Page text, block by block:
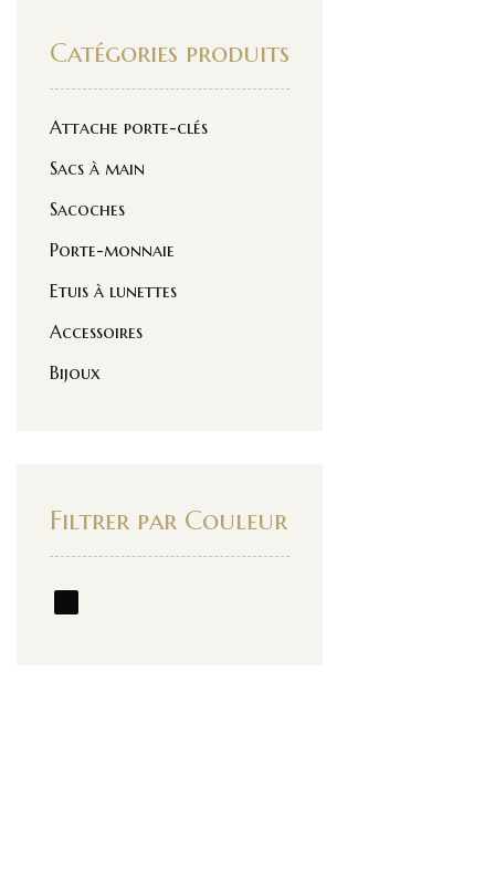
Catégories produits
Attache porte-clés
Sacs à main
Sacoches
Porte-monnaie
Etuis à lunettes
Accessoires
Bijoux
Filtrer par Couleur